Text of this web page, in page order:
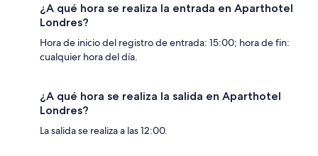
¿A qué hora se realiza la entrada en Aparthotel
Londres?
Hora de inicio del registro de entrada: 15:00; hora de fin:
cualquier hora del día.
¿A qué hora se realiza la salida en Aparthotel
Londres?
La salida se realiza a las 12:00.